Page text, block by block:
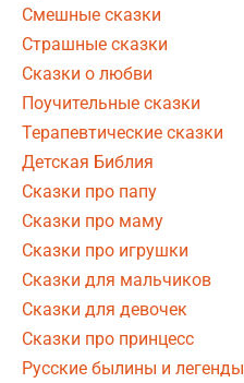
Смешные сказки
Страшные сказки
Сказки о любви
Поучительные сказки
Терапевтические сказки
Детская Библия
Сказки про папу
Сказки про маму
Сказки про игрушки
Сказки для мальчиков
Сказки для девочек
Сказки про принцесс
Русские былины и легенды